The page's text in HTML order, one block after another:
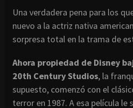
Una verdadera pena para los
nuevo a la actriz nativa
sorpresa total en la trama de
Ahora propiedad de Disney
20th Century Studios, la
supuesto, comenzó con el
terror en 1987. A esa película le